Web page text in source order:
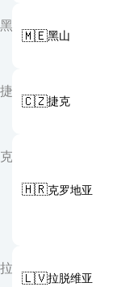
黑
🇲🇪黑山
捷
🇨🇿捷克
克
🇭🇷克罗地亚
拉
🇱🇻拉脱维亚